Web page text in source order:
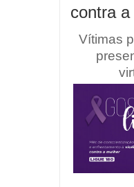
contra
Vítimas